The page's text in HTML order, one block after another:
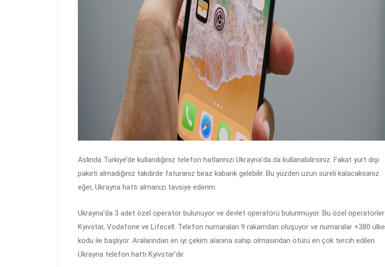
Aslında Türkiye’de kullandığınız telefon hatlarınızı Ukrayna’da da kullanabilirsiniz. Fakat yurt dışı
paketi almadığınız takdirde faturanız biraz kabarık gelebilir. Bu yüzden uzun süreli kalacaksanız
eğer, Ukrayna hattı almanızı tavsiye ederim.
Ukrayna’da 3 adet özel operatör bulunuyor ve devlet operatörü bulunmuyor. Bu özel operatörler
Kyivstar, Vodafone ve Lifecell. Telefon numaraları 9 rakamdan oluşuyor ve numaralar +380 ülke
kodu ile başlıyor. Aralarından en iyi çekim alanına sahip olmasından ötürü en çok tercih edilen
Ukrayna telefon hattı Kyivstar’dır.